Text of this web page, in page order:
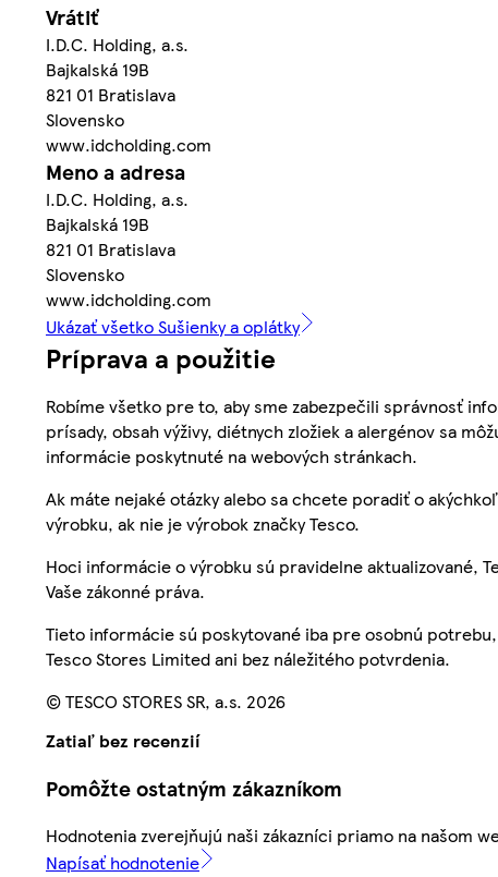
Vrátiť
I.D.C. Holding, a.s.
Bajkalská 19B
821 01 Bratislava
Slovensko
www.idcholding.com
Meno a adresa
I.D.C. Holding, a.s.
Bajkalská 19B
821 01 Bratislava
Slovensko
www.idcholding.com
Ukázať všetko Sušienky a oplátky
Príprava a použitie
Robíme všetko pre to, aby sme zabezpečili správnosť
prísady, obsah výživy, diétnych zložiek a alergénov sa
informácie poskytnuté na webových stránkach.
Ak máte nejaké otázky alebo sa chcete poradiť o
výrobku, ak nie je výrobok značky Tesco.
Hoci informácie o výrobku sú pravidelne aktualizované,
Vaše zákonné práva.
Tieto informácie sú poskytované iba pre osobnú
Tesco Stores Limited ani bez náležitého potvrdenia.
© TESCO STORES SR, a.s. 2026
Zatiaľ bez recenzií
Pomôžte ostatným zákazníkom
Hodnotenia zverejňujú naši zákazníci priamo na našom
Napísať hodnotenie